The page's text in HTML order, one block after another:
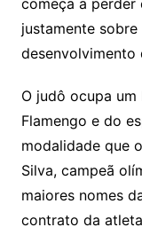
começa a perder
justamente
desenvolvimento
O judô ocupa
Flamengo e do
modalidade que
Silva, campeã
maiores nomes
contrato da